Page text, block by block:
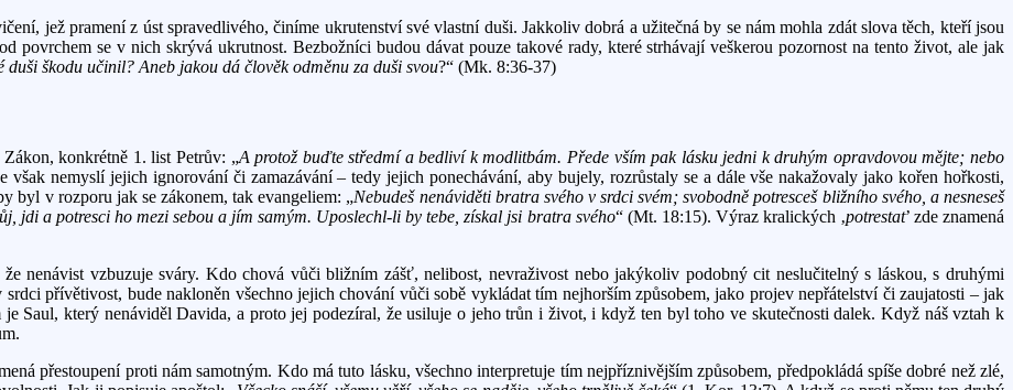
jež pramení z úst spravedlivého, činíme ukrutenství své vlastní duši. Jakkoliv dobrá a užitečná by se nám mohla zdát slova těch, kteří jsou
povrchem se v nich skrývá ukrutnost. Bezbožníci budou dávat pouze takové rady, které strhávají veškerou pozornost na tento život, ale jak
duši škodu učinil? Aneb jakou dá člověk odměnu za duši svou?“ (Mk. 8:36-37)
konkrétně 1. list Petrův: „A protož buďte středmí a bedliví k modlitbám. Přede vším pak lásku jedni k druhým opravdovou mějte; nebo
však nemyslí jejich ignorování či zamazávání – tedy jejich ponechávání, aby bujely, rozrůstaly se a dále vše nakažovaly jako kořen hořkosti,
byl v rozporu jak se zákonem, tak evangeliem: „Nebudeš nenáviděti bratra svého v srdci svém; svobodně potresceš bližního svého, a nesneseš
jdi a potresci ho mezi sebou a jím samým. Uposlechl-li by tebe, získal jsi bratra svého“ (Mt. 18:15). Výraz kralických ‚potrestat’ zde znamená
nenávist vzbuzuje sváry. Kdo chová vůči bližním zášť, nelibost, nevraživost nebo jakýkoliv podobný cit neslučitelný s láskou, s druhými
přívětivost, bude nakloněn všechno jejich chování vůči sobě vykládat tím nejhorším způsobem, jako projev nepřátelství či zaujatosti – jak
Saul, který nenáviděl Davida, a proto jej podezíral, že usiluje o jeho trůn i život, i když ten byl toho ve skutečnosti dalek. Když náš vztah k
přestoupení proti nám samotným. Kdo má tuto lásku, všechno interpretuje tím nejpříznivějším způsobem, předpokládá spíše dobré než zlé,